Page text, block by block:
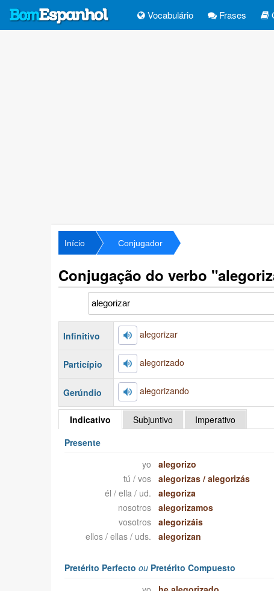
Vocabulário Frases
Início Conjugador
Conjugação do verbo
Infinitivo alegorizar
Particípio alegorizado
Gerúndio alegorizando
Indicativo Subjuntivo
Imperativo
Presente
yo
alegorizo
tú / vos
alegorizas /alegorizás
él / ella / ud.
alegoriza
nosotros
alegorizamos
vosotros
alegorizáis
ellos / ellas / uds.
alegorizan
Pretérito Perfecto ouPretérito Compuesto